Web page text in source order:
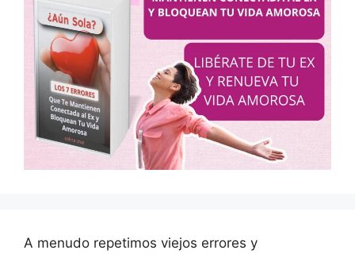
A menudo repetimos viejos errores y